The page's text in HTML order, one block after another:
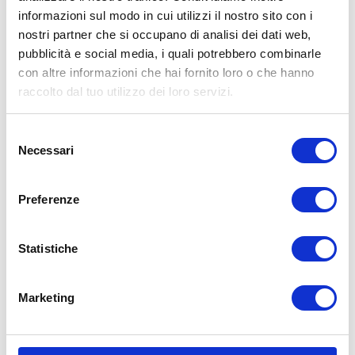
informazioni sul modo in cui utilizzi il nostro sito con i
nostri partner che si occupano di analisi dei dati web,
pubblicità e social media, i quali potrebbero combinarle
con altre informazioni che hai fornito loro o che hanno
raccolto dal tuo utilizzo dei loro servizi.
delNecessari
Preferenze
Statistiche
Marketing
BG6 è specializzato nella vendita e
montaggio di pneumaticiper auto, moto e
trasporto leggero, ma il suopunto di forza è
lameccanica specializzata e la
meccatronica, con un focus sulla diagnosi.
linea di revisioniper
BG6 è un negozio storico e un punto di
valorizzarlo, mantenendone l’identità e
affidabilità e
7 CENTRI SU BOLOGNA,